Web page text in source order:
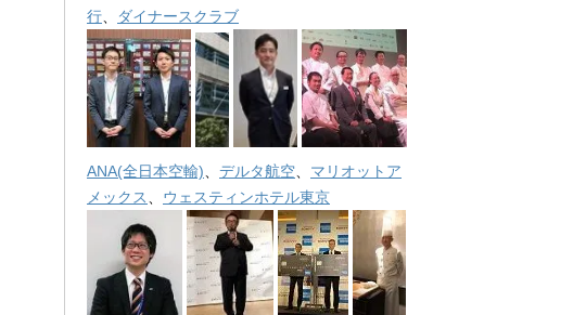
行
ダイナースクラブ
ANA(全日本空輸) デルタ航空
マリオットア
メックス
ウェスティンホテル東京